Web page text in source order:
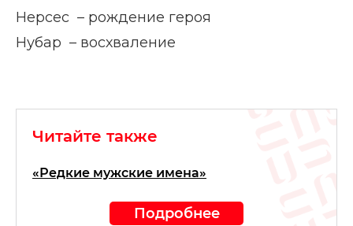
Нерсес – рождение героя
Нубар – восхваление
Читайте также
«Редкие мужские имена»
Подробнее